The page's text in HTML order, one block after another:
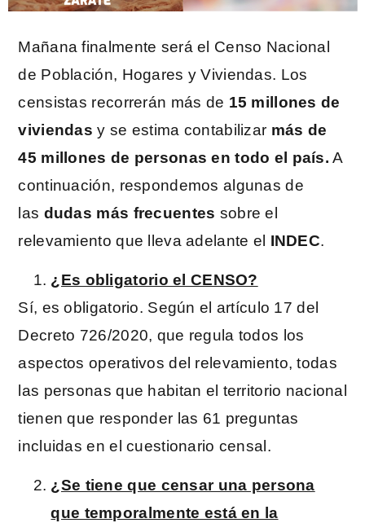
Mañana finalmente será el Censo Nacional
de Población, Hogares y Viviendas. Los
censistas recorrerán más de 15 millones de
viviendas y se estima contabilizar más de
45 millones de personas en todo el país. A
continuación, respondemos algunas de
las dudas más frecuentes sobre el
relevamiento que lleva adelante el INDEC.
¿Es obligatorio el CENSO?
Sí, es obligatorio. Según el artículo 17 del
Decreto 726/2020, que regula todos los
aspectos operativos del relevamiento, todas
las personas que habitan el territorio nacional
tienen que responder las 61 preguntas
incluidas en el cuestionario censal.
¿Se tiene que censar una persona
que temporalmente está en la